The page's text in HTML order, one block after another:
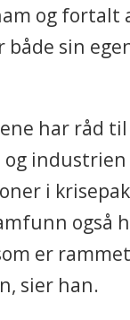
og fortalt
sin
har råd til
industrien
i
også
er
sier han.